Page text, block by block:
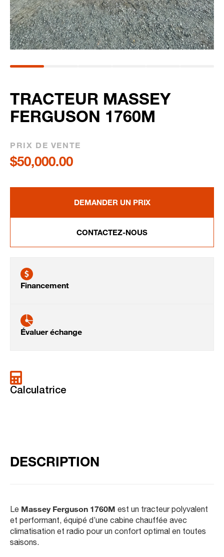
TRACTEUR MASSEY
FERGUSON 1760M
PRIX DE VENTE
$50,000.00
DEMANDER UN PRIX
CONTACTEZ-NOUS
Financement
Évaluer échange
Calculatrice
DESCRIPTION
Le Massey Ferguson 1760M est un tracteur polyvalent
et performant, équipé d’une cabine chauffée avec
climatisation et radio pour un confort optimal en toutes
saisons.